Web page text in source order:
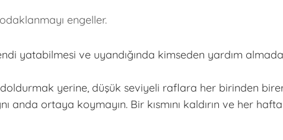
engeller.
yatabilmesi ve uyandığında kimseden yardım
yerine, düşük seviyeli raflara her birinden
anda ortaya koymayın. Bir kısmını kaldırın ve her